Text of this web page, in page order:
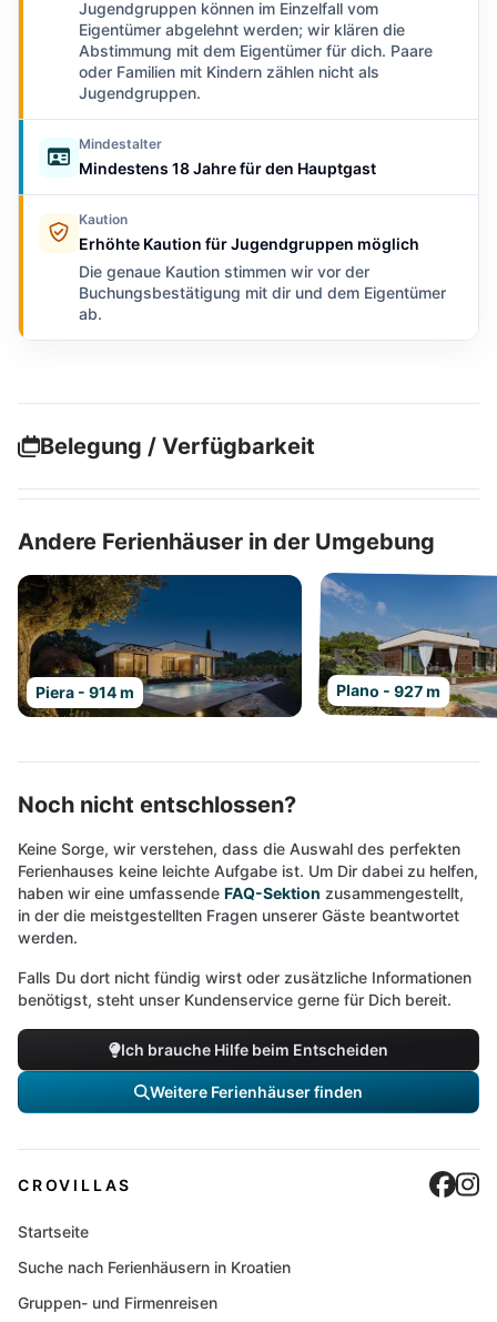
Jugendgruppen können im Einzelfall vom
Eigentümer abgelehnt werden; wir klären die
Abstimmung mit dem Eigentümer für dich. Paare
oder Familien mit Kindern zählen nicht als
Jugendgruppen.
Mindestalter
Mindestens 18 Jahre für den Hauptgast
Kaution
Erhöhte Kaution für Jugendgruppen möglich
Die genaue Kaution stimmen wir vor der
Buchungsbestätigung mit dir und dem Eigentümer
ab.
Belegung / Verfügbarkeit
Andere Ferienhäuser in der Umgebung
Piera - 914 m Plano - 927 m
Noch nicht entschlossen?
Keine Sorge, wir verstehen, dass die Auswahl des perfekten
Ferienhauses keine leichte Aufgabe ist. Um Dir dabei zu helfen,
haben wir eine umfassende FAQ-Sektion zusammengestellt,
in der die meistgestellten Fragen unserer Gäste beantwortet
werden.
Falls Du dort nicht fündig wirst oder zusätzliche Informationen
benötigst, steht unser Kundenservice gerne für Dich bereit.
Ich brauche Hilfe beim Entscheiden
Weitere Ferienhäuser finden
CROVILLAS
Startseite
Suche nach Ferienhäusern in Kroatien
Gruppen- und Firmenreisen